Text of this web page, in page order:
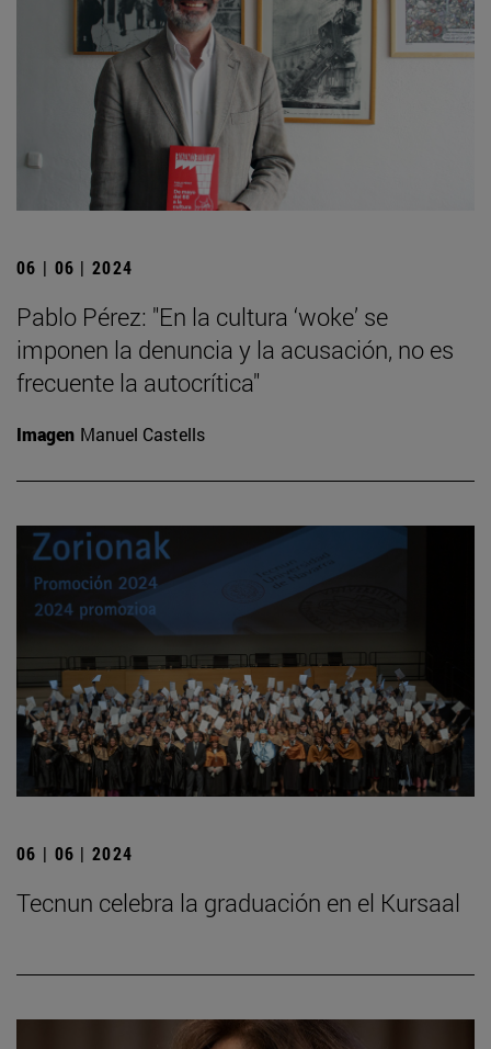
06 | 06 | 2024
Pablo Pérez: "En la cultura ‘woke’ se
imponen la denuncia y la acusación, no es
frecuente la autocrítica"
Imagen Manuel Castells
06 | 06 | 2024
Tecnun celebra la graduación en el Kursaal